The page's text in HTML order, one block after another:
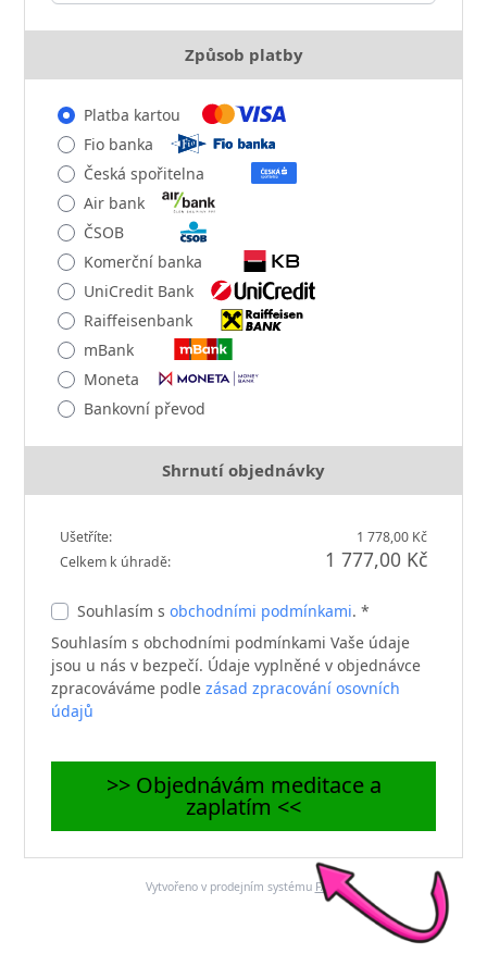
Způsob platby
Platba kartou
Fio banka
Česká spořitelna
Air bank
ČSOB
Komerční banka
UniCredit Bank
Raiffeisenbank
mBank
Moneta
Bankovní převod
Shrnutí objednávky
Ušetříte:
1 778,00 Kč
Celkem k úhradě:
1 777,00 Kč
Souhlasím sobchodními podmínkami. *
Souhlasím s obchodními podmínkami Vaše údaje
jsou u nás v bezpečí. Údaje vyplněné v objednávce
zpracováváme podlezásad zpracování osovních
údajů
>> Objednávám meditace a
zaplatím <<
Vytvořeno v prodejním systému FAPI.